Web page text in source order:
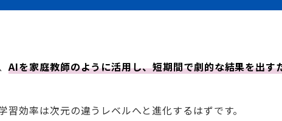
AIを家庭教師のように活用し、短期間で劇的な結果を出す
効率は次元の違うレベルへと進化するはずです。